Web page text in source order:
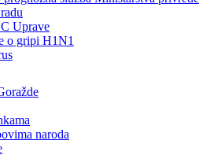
Vlade
služba Ministarstva privrede
Uprave
o gripi H1N1